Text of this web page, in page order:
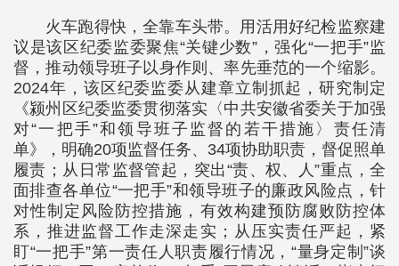
火车跑得快，全靠车头带。用活用好纪检监察建
议是该区纪委监委聚焦“关键少数”，强化“一把手”监
督，推动领导班子以身作则、率先垂范的一个缩影。
2024年，该区纪委监委从建章立制抓起，研究制定
《颍州区纪委监委贯彻落实〈中共安徽省委关于加强
对“一把手”和领导班子监督的若干措施〉责任清
单》，明确20项监督任务、34项协助职责，督促照单
履责；从日常监督管起，突出“责、权、人”重点，全
面排查各单位“一把手”和领导班子的廉政风险点，针
对性制定风险防控措施，有效构建预防腐败防控体
系，推进监督工作走深走实；从压实责任严起，紧
盯“一把手”第一责任人职责履行情况，“量身定制”谈